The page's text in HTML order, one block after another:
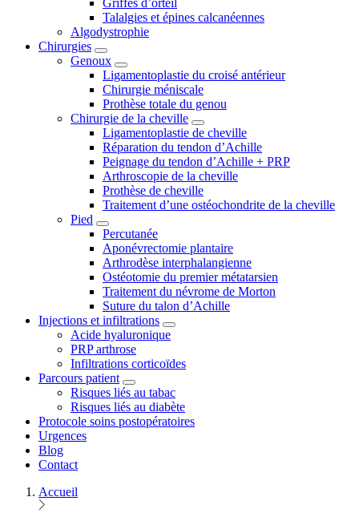
Griffes d’orteil
Talalgies et épines calcanéennes
Algodystrophie
Chirurgies
Genoux
Ligamentoplastie du croisé antérieur
Chirurgie méniscale
Prothèse totale du genou
Chirurgie de la cheville
Ligamentoplastie de cheville
Réparation du tendon d’Achille
Peignage du tendon d’Achille + PRP
Arthroscopie de la cheville
Prothèse de cheville
Traitement d’une ostéochondrite de la cheville
Pied
Percutanée
Aponévrectomie plantaire
Arthrodèse interphalangienne
Ostéotomie du premier métatarsien
Traitement du névrome de Morton
Suture du talon d’Achille
Injections et infiltrations
Acide hyaluronique
PRP arthrose
Infiltrations corticoïdes
Parcours patient
Risques liés au tabac
Risques liés au diabète
Protocole soins postopératoires
Urgences
Blog
Contact
Accueil